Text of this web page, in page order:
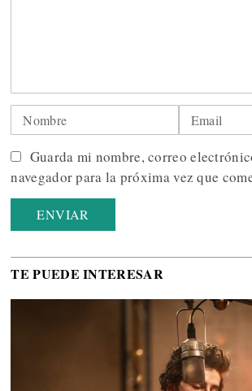
Guarda mi nombre, correo
navegador para la próxima vez que
TE PUEDE INTERESAR